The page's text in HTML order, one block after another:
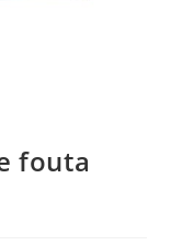
fouta